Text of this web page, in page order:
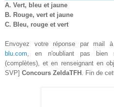
A. Vert, bleu et jaune
B. Rouge, vert et jaune
C. Bleu, rouge et vert
Envoyez votre réponse par mail
blu.com, en n'oubliant pas bien
(complètes), et en renseignant en
SVP] Concours ZeldaTFH . Fin de